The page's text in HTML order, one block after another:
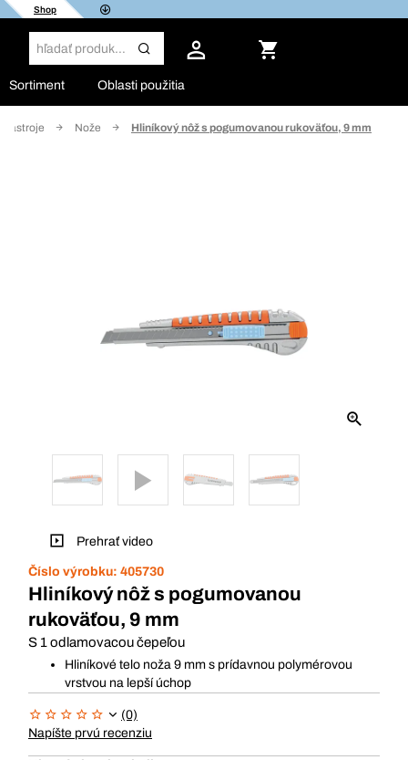
Shop
Sortiment Oblasti použitia
nástroje Nože Hliníkový nôž s pogumovanou rukoväťou, 9 mm
Prehrať video
Číslo výrobku: 405730
Hliníkový nôž s pogumovanou
rukoväťou, 9 mm
S 1 odlamovacou čepeľou
Hliníkové telo noža 9 mm s prídavnou polymérovou
vrstvou na lepší úchop
(0)
Napíšte prvú recenziu